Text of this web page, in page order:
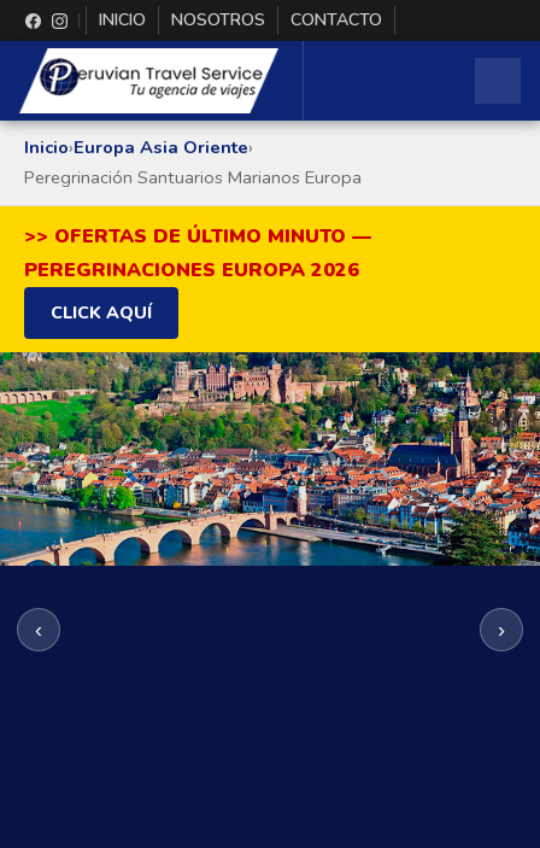
INICIO NOSOTROS CONTACTO
Inicio›Europa Asia Oriente›
Peregrinación Santuarios Marianos Europa
>> OFERTAS DE ÚLTIMO MINUTO —
PEREGRINACIONES EUROPA 2026
CLICK AQUÍ
‹ ›